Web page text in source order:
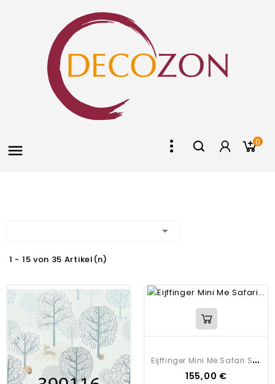
 0

1 - 15 von 35 Artikel(n)
E
Ijffinger Mini Me Safari Stack
155,00 €